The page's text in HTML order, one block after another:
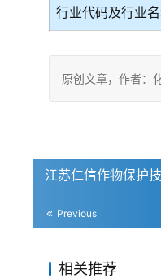
行业代码及行业
原创文章，作者：
江苏仁信作物保护
Previous
相关推荐